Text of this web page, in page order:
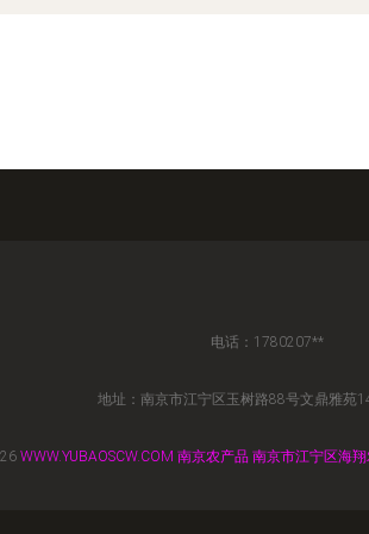
电话：1780207**
地址：南京市江宁区玉树路88号文鼎雅苑
WWW.YUBAOSCW.COM 南京农产品 南京市江宁区海